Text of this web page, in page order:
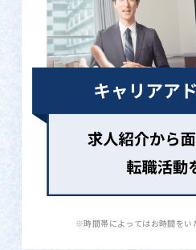
※時間帯によってはお時間をい